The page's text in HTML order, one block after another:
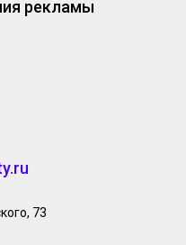
рекламы
73